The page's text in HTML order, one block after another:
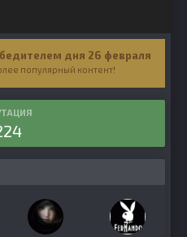
дня 26 февраля
популярный контент!